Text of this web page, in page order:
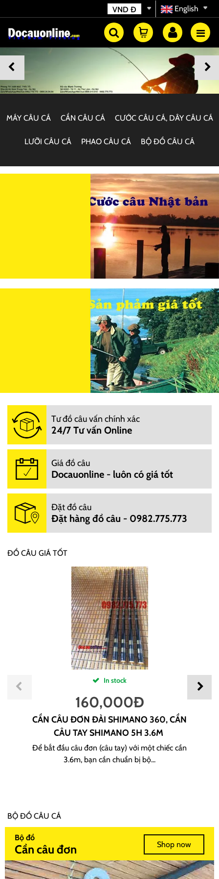
English
VND Đ
MÁY CÂU CÁ CẦN CÂU CÁ CƯỚC CÂU CÁ, DÂY CÂU CÁ
LƯỠI CÂU CÁ PHAO CÂU CÁ BỘ ĐỒ CÂU CÁ
Tư đồ câu vấn chính xác
24/7 Tư vấn Online
Giá đồ câu
Docauonline - luôn có giá tốt
Đặt đồ câu
Đặt hàng đồ câu - 0982.775.773
ĐỒ CÂU GIÁ TỐT
In stock
160,000Đ
CẦN CÂU ĐƠN ĐÀI SHIMANO 360, CẦN
CÂU TAY SHIMANO 5H 3.6M
Để bắt đầu câu đơn (câu tay) với một chiếc cần
3.6m, bạn cần chuẩn bị bộ...
BỘ ĐỒ CÂU CÁ
Bộ đồ
Cần câu đơn Shop now